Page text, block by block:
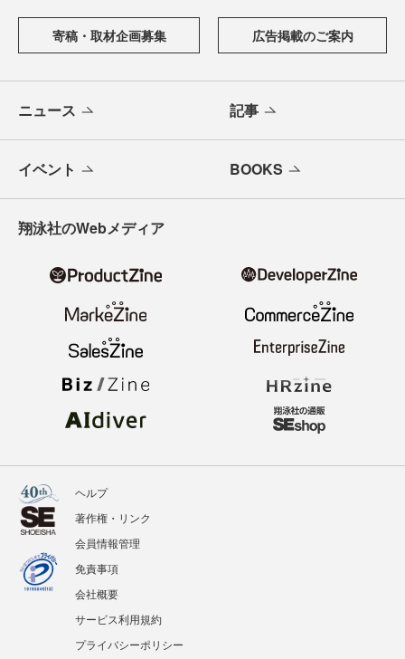
寄稿・取材企画募集 広告掲載のご案内
ニュース 記事
イベント BOOKS
翔泳社のWebメディア
ヘルプ
著作権・リンク
会員情報管理
免責事項
会社概要
サービス利用規約
プライバシーポリシー